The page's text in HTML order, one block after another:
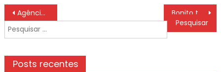
Navegação
de
Post
Agência Minas Gerais | Governo de Minas investe em prevenção e busca no Japão as melhores práticas contra desastres
Pesquisar
por:
Posts recentes